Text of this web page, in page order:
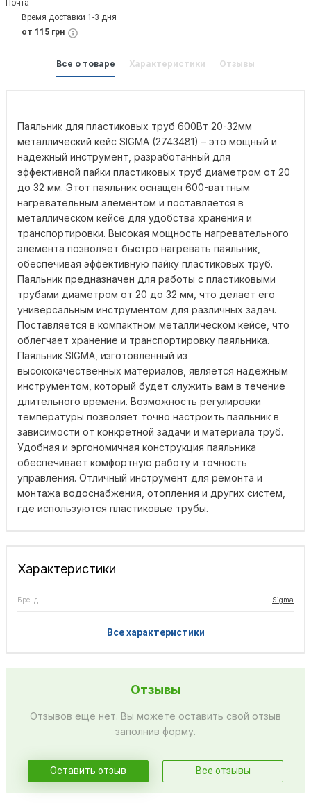
Время доставки 1-3 дня
от 115 грн
Все о товаре Характеристики Отзывы
Паяльник для пластиковых труб 600Вт 20-32мм
металлический кейс SIGMA (2743481) – это мощный и
надежный инструмент, разработанный для
эффективной пайки пластиковых труб диаметром от 20
до 32 мм. Этот паяльник оснащен 600-ваттным
нагревательным элементом и поставляется в
металлическом кейсе для удобства хранения и
транспортировки. Высокая мощность нагревательного
элемента позволяет быстро нагревать паяльник,
обеспечивая эффективную пайку пластиковых труб.
Паяльник предназначен для работы с пластиковыми
трубами диаметром от 20 до 32 мм, что делает его
универсальным инструментом для различных задач.
Поставляется в компактном металлическом кейсе, что
облегчает хранение и транспортировку паяльника.
Паяльник SIGMA, изготовленный из
высококачественных материалов, является надежным
инструментом, который будет служить вам в течение
длительного времени. Возможность регулировки
температуры позволяет точно настроить паяльник в
зависимости от конкретной задачи и материала труб.
Удобная и эргономичная конструкция паяльника
обеспечивает комфортную работу и точность
управления. Отличный инструмент для ремонта и
монтажа водоснабжения, отопления и других систем,
где используются пластиковые трубы.
Характеристики
Бренд Sigma
Все характеристики
Отзывы
Отзывов еще нет. Вы можете оставить свой отзыв
заполнив форму.
Оставить отзыв Все отзывы